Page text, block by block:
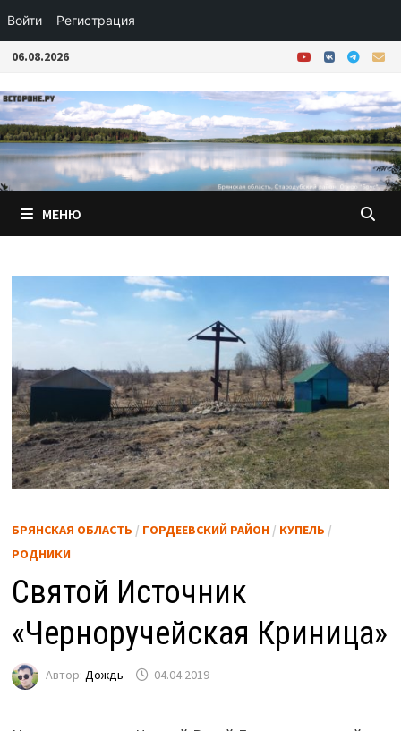
Войти Регистрация
Перейти
содержимому
06.08.2026
МЕНЮ
БРЯНСКАЯ ОБЛАСТЬ / ГОРДЕЕВСКИЙ РАЙОН/ КУПЕЛЬ /
РОДНИКИ
Святой Источник
«Черноручейская Криница»
Автор: Дождь 04.04.2019